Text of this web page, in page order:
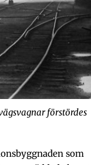
förstördes
som